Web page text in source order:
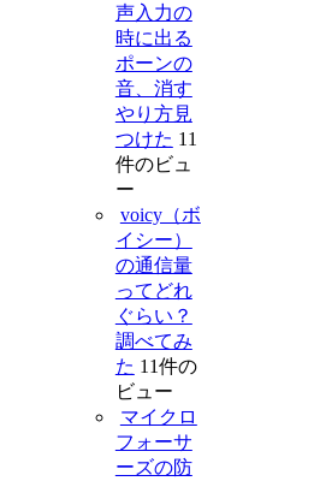
声入力の
時に出る
ポーンの
音、消す
やり方見
つけた 11
件のビュ
ー
voicy（ボ
イシー）
の通信量
ってどれ
ぐらい？
調べてみ
た 11件の
ビュー
マイクロ
フォーサ
ーズの防